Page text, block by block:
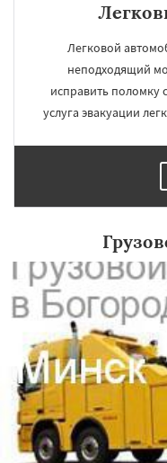
Большие Вяземы
Восход Деденево
Запрудная
Заречье
Измайлово Икша
Лесной Лесной
Лотошино Малаховка
Михнево Монино
Некрасовское Обухово
Правдинский
Свердловск Северный
Томилино Тучково
Фосфоритный
Черкизово
Легковой
неподходящий
исправить поломку
услуга эвакуации
УЗНАТЬ
Даю согласие